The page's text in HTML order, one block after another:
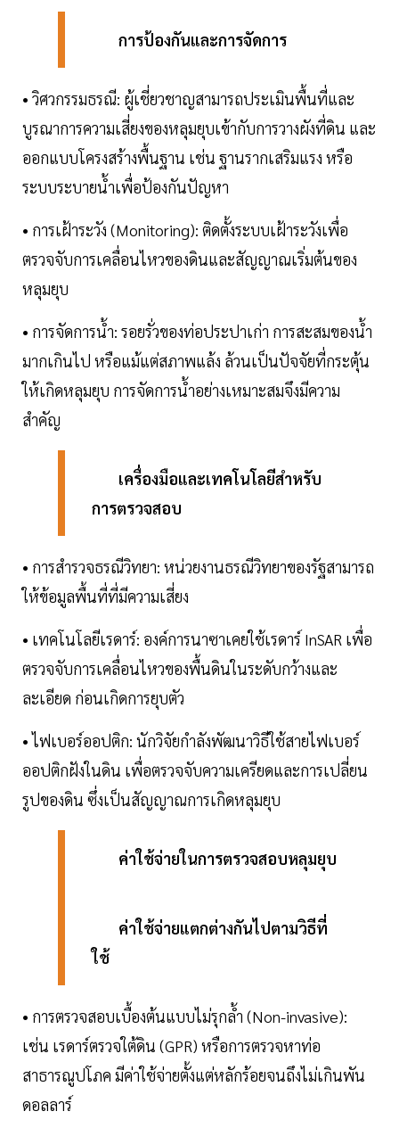
การป้องกันและการจัดการ
• วิศวกรรมธรณี: ผู้เชี่ยวชาญสามารถประเมินพื้นที่และ
บูรณาการความเสี่ยงของหลุมยุบเข้ากับการวางผังที่ดิน และ
ออกแบบโครงสร้างพื้นฐาน เช่น ฐานรากเสริมแรง หรือ
ระบบระบายน้ำเพื่อป้องกันปัญหา
• การเฝ้าระวัง (Monitoring): ติดตั้งระบบเฝ้าระวังเพื่อ
ตรวจจับการเคลื่อนไหวของดินและสัญญาณเริ่มต้นของ
หลุมยุบ
• การจัดการน้ำ: รอยรั่วของท่อประปาเก่า การสะสมของน้ำ
มากเกินไป หรือแม้แต่สภาพแล้ง ล้วนเป็นปัจจัยที่กระตุ้น
ให้เกิดหลุมยุบ การจัดการน้ำอย่างเหมาะสมจึงมีความ
สำคัญ
เครื่องมือและเทคโนโลยีสำหรับ
การตรวจสอบ
• การสำรวจธรณีวิทยา: หน่วยงานธรณีวิทยาของรัฐสามารถ
ให้ข้อมูลพื้นที่ที่มีความเสี่ยง
• เทคโนโลยีเรดาร์: องค์การนาซาเคยใช้เรดาร์ InSAR เพื่อ
ตรวจจับการเคลื่อนไหวของพื้นดินในระดับกว้างและ
ละเอียด ก่อนเกิดการยุบตัว
• ไฟเบอร์ออปติก: นักวิจัยกำลังพัฒนาวิธีใช้สายไฟเบอร์
ออปติกฝังในดิน เพื่อตรวจจับความเครียดและการเปลี่ยน
รูปของดิน ซึ่งเป็นสัญญาณการเกิดหลุมยุบ
ค่าใช้จ่ายในการตรวจสอบหลุมยุบ
ค่าใช้จ่ายแตกต่างกันไปตามวิธีที่
ใช้
• การตรวจสอบเบื้องต้นแบบไม่รุกล้ำ (Non-invasive):
เช่น เรดาร์ตรวจใต้ดิน (GPR) หรือการตรวจหาท่อ
สาธารณูปโภค มีค่าใช้จ่ายตั้งแต่หลักร้อยจนถึงไม่เกินพัน
ดอลลาร์